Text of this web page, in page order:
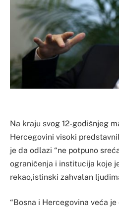
Na kraju svog 12-godišnjeg
Hercegovini visoki
je da odlazi “ne potpuno
ograničenja i institucija koje
rekao,istinski zahvalan
“Bosna i Hercegovina veća